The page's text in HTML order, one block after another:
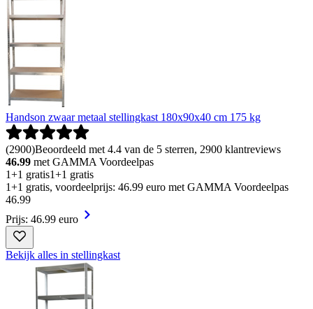
Handson zwaar metaal stellingkast 180x90x40 cm 175 kg
(2900)Beoordeeld met 4.4 van de 5 sterren, 2900 klantreviews
46.99 met GAMMA Voordeelpas
1+1 gratis1+1 gratis
1+1 gratis, voordeelprijs: 46.99 euro met GAMMA Voordeelpas
46.99
Prijs: 46.99 euro
Bekijk alles in stellingkast